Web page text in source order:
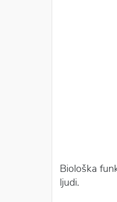
Biološka
ljudi.